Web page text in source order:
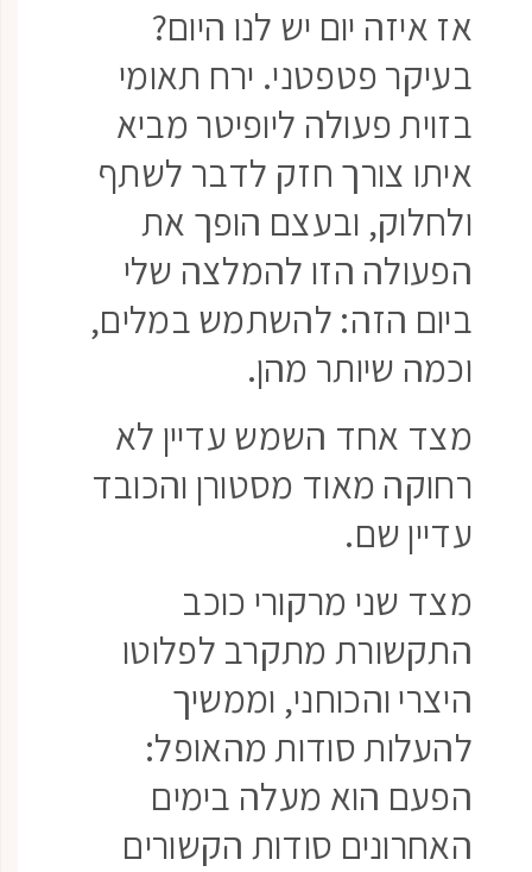
אז איזה יום יש לנו היום?
בעיקר פטפטני. ירח תאומי
בזוית פעולה ליופיטר מביא
איתו צורך חזק לדבר לשתף
ולחלוק, ובעצם הופך את
הפעולה הזו להמלצה שלי
ביום הזה: להשתמש במלים,
וכמה שיותר מהן.
מצד אחד השמש עדיין לא
רחוקה מאוד מסטורן והכובד
עדיין שם.
מצד שני מרקורי כוכב
התקשורת מתקרב לפלוטו
היצרי והכוחני, וממשיך
להעלות סודות מהאופל:
הפעם הוא מעלה בימים
האחרונים סודות הקשורים